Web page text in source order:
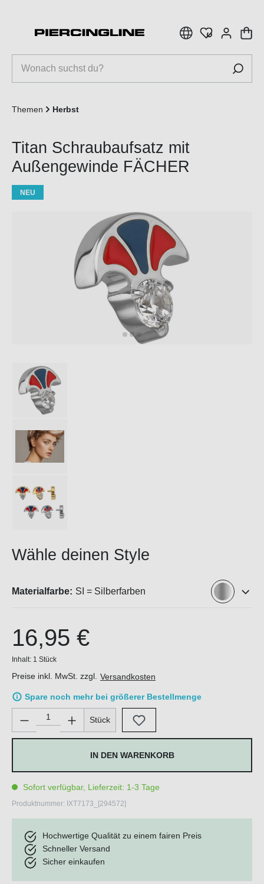
Themen Herbst
Titan Schraubaufsatz mit
Außengewinde FÄCHER
NEU
Wähle deinen Style
Materialfarbe: SI = Silberfarben
16,95 €
Inhalt: 1 Stück
Preise inkl. MwSt. zzgl. Versandkosten
Spare noch mehr bei größerer Bestellmenge
Produkt Anzahl: Gib den gewünschten Wert ein oder
Stück
IN DEN WARENKORB
Sofort verfügbar, Lieferzeit: 1-3 Tage
Produktnummer: IXT7173_[294572]
Hochwertige Qualität zu einem fairen Preis
Schneller Versand
Sicher einkaufen